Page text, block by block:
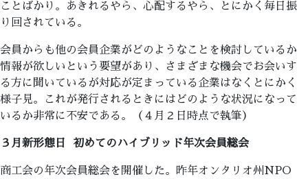
ことばかり。あきれるやら、心配するやら、とにかく毎日振
り回されている。
会員からも他の会員企業がどのようなことを検討しているか
情報が欲しいという要望があり、さまざまな機会でお会いす
る方に聞いているが対応が定まっている企業はなくとにかく
様子見。これが発行されるときにはどのような状況になって
いるか非常に不安である。（４月２日時点で執筆）
３月新形態日 初めてのハイブリッド年次会員総会
商工会の年次会員総会を開催した。昨年オンタリオ州NPO